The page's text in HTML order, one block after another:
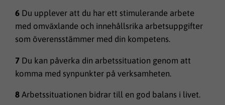
6 Du upplever att du har ett stimulerande arbete
med omväxlande och innehållsrika arbetsuppgifter
som överensstämmer med din kompetens.
7 Du kan påverka din arbetssituation genom att
komma med synpunkter på verksamheten.
8 Arbetssituationen bidrar till en god balans i livet.